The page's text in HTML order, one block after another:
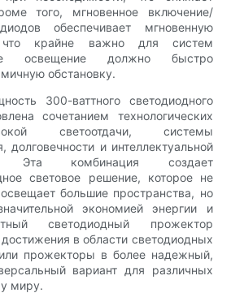
того, мгновенное включение/
обеспечивает мгновенную
что крайне важно для систем
освещение должно быстро
обстановку.
300-ваттного светодиодного
​​сочетанием технологических
светоотдачи, системы
долговечности и интеллектуальной
Эта комбинация создает
световое решение, которое не
большие пространства, но
экономией энергии и
светодиодный прожектор
в области светодиодных
прожекторы в более надежный,
вариант для различных
миру.